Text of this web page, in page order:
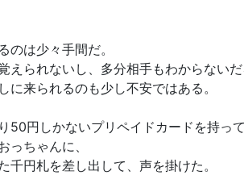
のは少々手間だ。
えられないし、多分相手もわからないだ
に来られるのも少し不安ではある。
50円しかないプリペイドカードを持って
っちゃんに、
千円札を差し出して、声を掛けた。